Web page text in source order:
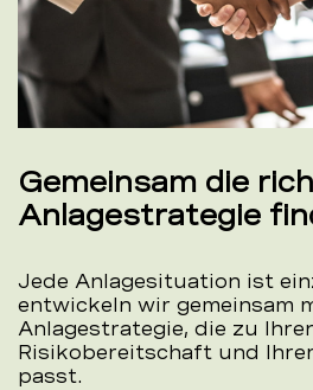
Gemeinsam die
Anlagestrategie
Jede Anlagesituation ist
entwickeln wir gemeinsam
Anlagestrategie, die zu
Risikobereitschaft und
passt.